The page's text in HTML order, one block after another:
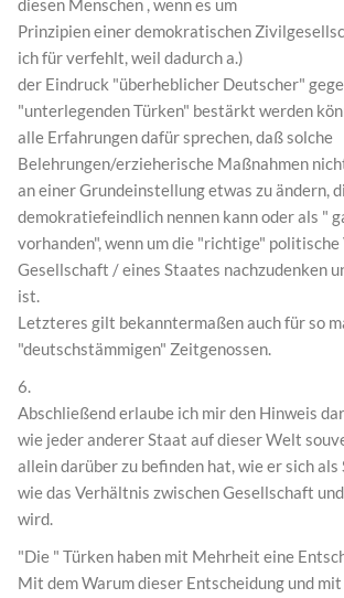
diesen Menschen , wenn es um
Prinzipien einer demokratischen
ich für verfehlt, weil dadurch a.)
der Eindruck "überheblicher Deutscher"
"unterlegenden Türken" bestärkt werden
alle Erfahrungen dafür sprechen, daß solche
Belehrungen/erzieherische Maßnahmen
an einer Grundeinstellung etwas zu ändern,
demokratiefeindlich nennen kann oder als "
vorhanden", wenn um die "richtige"
Gesellschaft / eines Staates nachzudenken
ist.
Letzteres gilt bekanntermaßen auch für so
"deutschstämmigen" Zeitgenossen.
6.
Abschließend erlaube ich mir den Hinweis
wie jeder anderer Staat auf dieser Welt
allein darüber zu befinden hat, wie er sich
wie das Verhältnis zwischen Gesellschaft
wird.
"Die " Türken haben mit Mehrheit eine
Mit dem Warum dieser Entscheidung und